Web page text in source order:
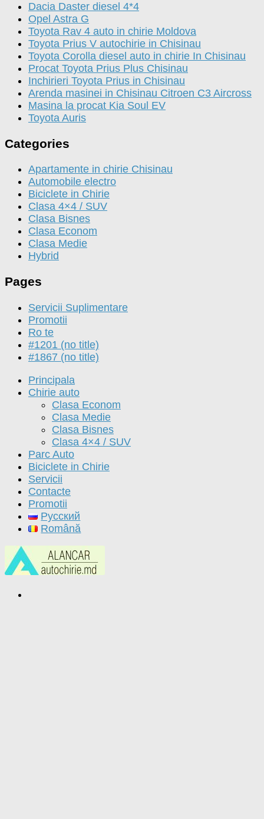
Dacia Daster diesel 4*4
Opel Astra G
Toyota Rav 4 auto in chirie Moldova
Toyota Prius V autochirie in Chisinau
Toyota Corolla diesel auto in chirie In Chisinau
Procat Toyota Prius Plus Chisinau
Inchirieri Toyota Prius in Chisinau
Arenda masinei in Chisinau Citroen C3 Aircross
Masina la procat Kia Soul EV
Toyota Auris
Categories
Apartamente in chirie Chisinau
Automobile electro
Biciclete in Chirie
Clasa 4×4 / SUV
Clasa Bisnes
Clasa Econom
Clasa Medie
Hybrid
Pages
Servicii Suplimentare
Promotii
Ro te
#1201 (no title)
#1867 (no title)
Principala
Chirie auto
Clasa Econom
Clasa Medie
Clasa Bisnes
Clasa 4×4 / SUV
Parc Auto
Biciclete in Chirie
Servicii
Contacte
Promotii
Русский
Română